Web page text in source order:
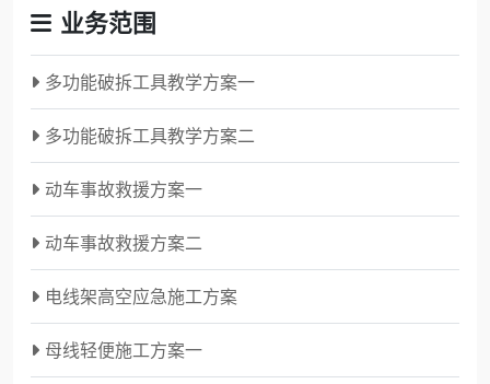
业务范围
多功能破拆工具教学方案一
多功能破拆工具教学方案二
动车事故救援方案一
动车事故救援方案二
电线架高空应急施工方案
母线轻便施工方案一